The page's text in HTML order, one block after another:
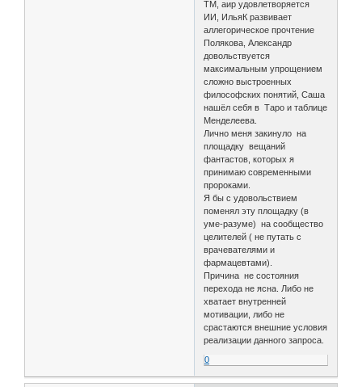
ТМ, аир удовлетворяется
ИИ, ИльяК развивает
аллегорическое прочтение
Полякова, Александр
довольствуется
максимальным упрощением
сложно выстроенных
философских понятий, Саша
нашёл себя в Таро и таблице
Менделеева.
Лично меня закинуло на
площадку вещаний
фантастов, которых я
принимаю современными
пророками.
Я бы с удовольствием
поменял эту площадку (в
уме-разуме) на сообщество
целителей ( не путать с
врачевателями и
фармацевтами).
Причина не состояния
перехода не ясна. Либо не
хватает внутренней
мотивации, либо не
срастаются внешние условия
реализации данного запроса.
0